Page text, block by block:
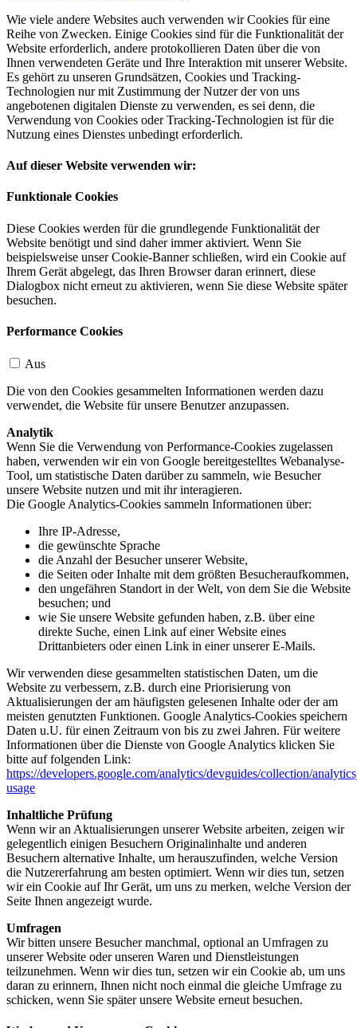
Wie viele andere Websites auch verwenden wir Cookies für eine
Reihe von Zwecken. Einige Cookies sind für die Funktionalität der
Website erforderlich, andere protokollieren Daten über die von
Ihnen verwendeten Geräte und Ihre Interaktion mit unserer Website.
Es gehört zu unseren Grundsätzen, Cookies und Tracking-
Technologien nur mit Zustimmung der Nutzer der von uns
angebotenen digitalen Dienste zu verwenden, es sei denn, die
Verwendung von Cookies oder Tracking-Technologien ist für die
Nutzung eines Dienstes unbedingt erforderlich.
Auf dieser Website verwenden wir:
Funktionale Cookies
Diese Cookies werden für die grundlegende Funktionalität der
Website benötigt und sind daher immer aktiviert. Wenn Sie
beispielsweise unser Cookie-Banner schließen, wird ein Cookie auf
Ihrem Gerät abgelegt, das Ihren Browser daran erinnert, diese
Dialogbox nicht erneut zu aktivieren, wenn Sie diese Website später
besuchen.
Performance Cookies
Aus
Die von den Cookies gesammelten Informationen werden dazu
verwendet, die Website für unsere Benutzer anzupassen.
Analytik
Wenn Sie die Verwendung von Performance-Cookies zugelassen
haben, verwenden wir ein von Google bereitgestelltes Webanalyse-
Tool, um statistische Daten darüber zu sammeln, wie Besucher
unsere Website nutzen und mit ihr interagieren.
Die Google Analytics-Cookies sammeln Informationen über:
Ihre IP-Adresse,
die gewünschte Sprache
die Anzahl der Besucher unserer Website,
die Seiten oder Inhalte mit dem größten Besucheraufkommen,
den ungefähren Standort in der Welt, von dem Sie die Website
besuchen; und
wie Sie unsere Website gefunden haben, z.B. über eine
direkte Suche, einen Link auf einer Website eines
Drittanbieters oder einen Link in einer unserer E-Mails.
Wir verwenden diese gesammelten statistischen Daten, um die
Website zu verbessern, z.B. durch eine Priorisierung von
Aktualisierungen der am häufigsten gelesenen Inhalte oder der am
meisten genutzten Funktionen. Google Analytics-Cookies speichern
Daten u.U. für einen Zeitraum von bis zu zwei Jahren. Für weitere
Informationen über die Dienste von Google Analytics klicken Sie
bitte auf folgenden Link:
https://developers.google.com/analytics/devguides/collection/
usage
Inhaltliche Prüfung
Wenn wir an Aktualisierungen unserer Website arbeiten, zeigen wir
gelegentlich einigen Besuchern Originalinhalte und anderen
Besuchern alternative Inhalte, um herauszufinden, welche Version
die Nutzererfahrung am besten optimiert. Wenn wir dies tun, setzen
wir ein Cookie auf Ihr Gerät, um uns zu merken, welche Version der
Seite Ihnen angezeigt wurde.
Umfragen
Wir bitten unsere Besucher manchmal, optional an Umfragen zu
unserer Website oder unseren Waren und Dienstleistungen
teilzunehmen. Wenn wir dies tun, setzen wir ein Cookie ab, um uns
daran zu erinnern, Ihnen nicht noch einmal die gleiche Umfrage zu
schicken, wenn Sie später unsere Website erneut besuchen.